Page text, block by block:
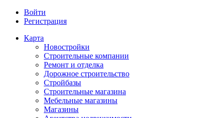
Войти
Регистрация
Карта
Новостройки
Строительные компании
Ремонт и отделка
Дорожное строительство
Стройбазы
Строительные магазина
Мебельные магазины
Магазины